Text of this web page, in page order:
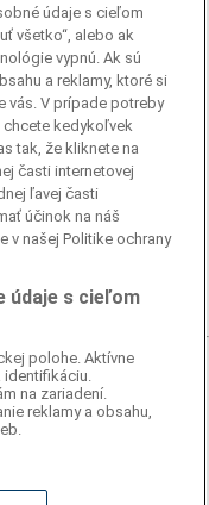
ďalšie šírenie
je bez
údaje s cieľom
všetko“, alebo ak
vypnú. Ak sú
a reklamy, ktoré si
vás. V prípade potreby
kedykoľvek
tak, že kliknete na
časti internetovej
ľavej časti
účinok na náš
v našej Politike ochrany
údaje s cieľom
polohe. Aktívne
identifikáciu.
na zariadení.
reklamy a obsahu,